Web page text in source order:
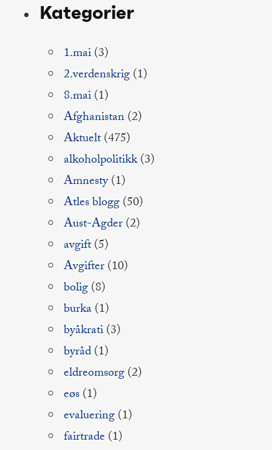
Kategorier
1.mai(3)
2.verdenskrig(1)
8.mai(1)
Afghanistan(2)
Aktuelt(475)
alkoholpolitikk(3)
Amnesty(1)
Atles blogg(50)
Aust-Agder(2)
avgift(5)
Avgifter(10)
bolig(8)
burka(1)
byåkrati(3)
byråd(1)
eldreomsorg(2)
eøs(1)
evaluering(1)
fairtrade (1)